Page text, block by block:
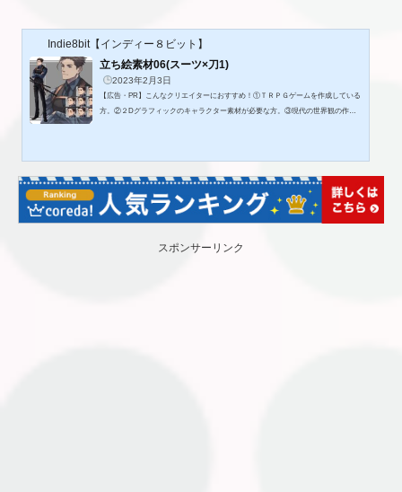
Indie8bit【インディー８ビット】
立ち絵素材06(スーツ×刀1)
2023年2月3日
【広告・PR】こんなクリエイターにおすすめ！①ＴＲＰＧゲームを作成している
方。②２Dグラフィックのキャラクター素材が必要な方。③現代の世界観の作品を
リミング、反転、原形を留める加工◆NG・背景透過データをそのままSNSで公開
す...
スポンサーリンク